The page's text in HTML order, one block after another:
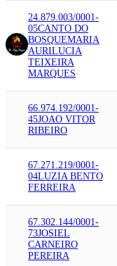
24.879.003/0001-
05CANTO DO
BOSQUEMARIA
AURILUCIA
TEIXEIRA
MARQUES
66.974.192/0001-
45JOAO VITOR
RIBEIRO
67.271.219/0001-
04LUZIA BENTO
FERREIRA
67.302.144/0001-
73JOSIEL
CARNEIRO
PEREIRA